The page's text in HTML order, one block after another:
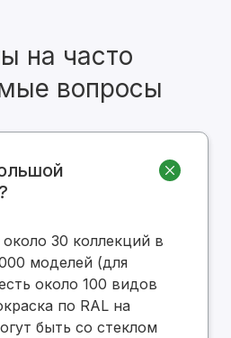
на часто
вопросы
30 коллекций в
моделей (для
около 100 видов
по RAL на
быть со стеклом